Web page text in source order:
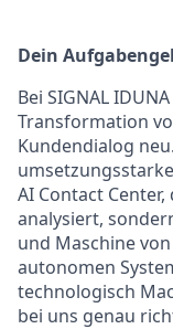
Dein
Bei SIGNAL
Transformation
Kundendialog
AI Contact
analysiert,
und Maschine
autonomen
technologisch
bei uns genau